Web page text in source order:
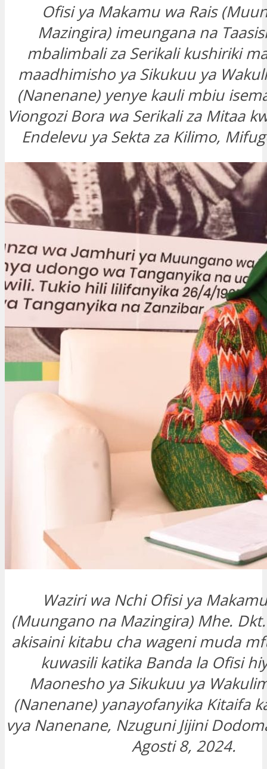
Ofisi ya Makamu wa Rais
Mazingira) imeungana na
mbalimbali za Serikali kushiriki
maadhimisho ya Sikukuu ya
(Nanenane) yenye kauli mbiu
Viongozi Bora wa Serikali za Mitaa
Endelevu ya Sekta za Kilimo,
Waziri wa Nchi Ofisi ya
(Muungano na Mazingira) Mhe.
akisaini kitabu cha wageni muda
kuwasili katika Banda la Ofisi
Maonesho ya Sikukuu ya
(Nanenane) yanayofanyika Kitaifa
vya Nanenane, Nzuguni Jijini
Agosti 8, 2024.